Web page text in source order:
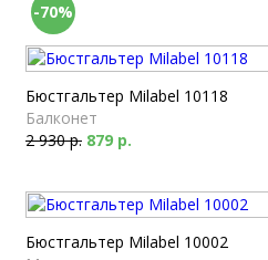
-70%
Бюстгальтер Milabel 10118
Балконет
2 930 р. 879 р.
Бюстгальтер Milabel 10002